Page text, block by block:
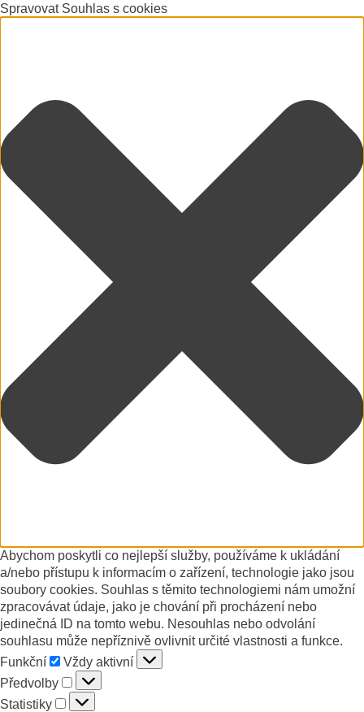
Spravovat Souhlas s cookies
Abychom poskytli co nejlepší služby, používáme k ukládání
a/nebo přístupu k informacím o zařízení, technologie jako jsou
soubory cookies. Souhlas s těmito technologiemi nám umožní
zpracovávat údaje, jako je chování při procházení nebo
jedinečná ID na tomto webu. Nesouhlas nebo odvolání
souhlasu může nepříznivě ovlivnit určité vlastnosti a funkce.
Funkční
Funkční
Vždy aktivní
Předvolby
Předvolby
Statistiky
Statistiky